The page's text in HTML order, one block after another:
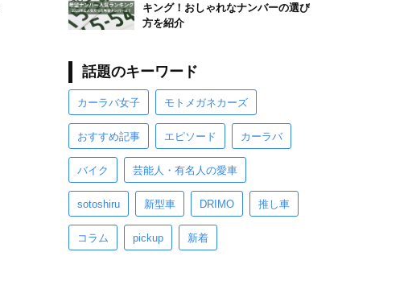
キング！おしゃれなナンバーの選び
方を紹介
話題のキーワード
カーラバ女子 モトメガネカーズ
おすすめ記事 エピソード カーラバ
バイク 芸能人・有名人の愛車
sotoshiru 新型車 DRIMO 推し車
コラム pickup 新着